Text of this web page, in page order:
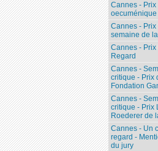
Cannes - Prix
oecuménique
Cannes -
semaine de
Cannes - Prix
Regard
Cannes -
critique - Prix
Fondation
Cannes -
critique - Prix
Roederer de
Cannes - Un
regard -
du jury